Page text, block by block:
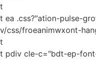
t
t ea .css?"ation-pulse-
v/css/froeanimwxont-
t
t pdiv cle-c="bdt-ep-